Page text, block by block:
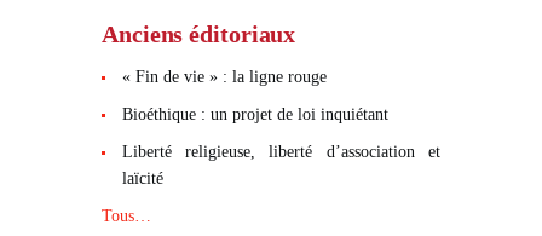
Anciens éditoriaux
« Fin de vie » : la ligne rouge
Bioéthique : un projet de loi inquiétant
Liberté religieuse, liberté d’association et
laïcité
Tous…